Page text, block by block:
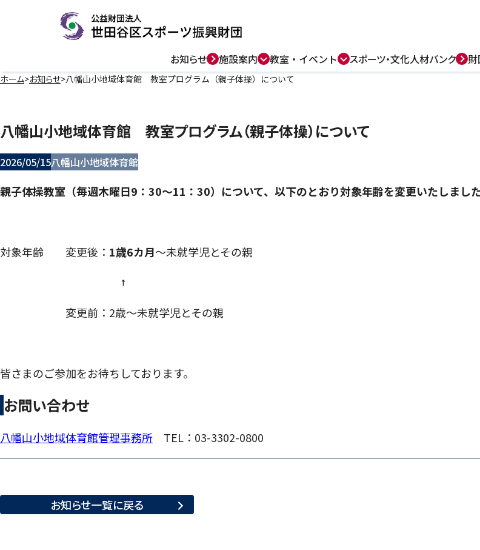
お知らせ 施設案内 教室・ イベント スポーツ・文化人材バンク 財
ホーム お知らせ 八幡山小地域体育館 教室プログラム（親子体操）について
八幡山小地域体育館 教室プログラム（親子体操）について
2026/05/15八幡山小地域体育館
親子体操教室（毎週木曜日9：30～11：30）について、以下のとおり対象年齢を変更いたしました
対象年齢 変更後： 1歳6カ月～未就学児とその親
↑
変更前：2歳～未就学児とその親
皆さまのご参加をお待ちしております。
お問い合わせ
八幡山小地域体育館管理事務所 TEL：03-3302-0800
お知らせ一覧に戻る